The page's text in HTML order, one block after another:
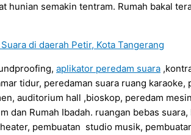
hunian semakin tentram. Rumah bakal
aplikator peredam suara
tidur, peredaman suara ruang
auditorium hall ,bioskop, peredam
Rumah Ibadah. ruangan bebas
pembuatan studio musik,